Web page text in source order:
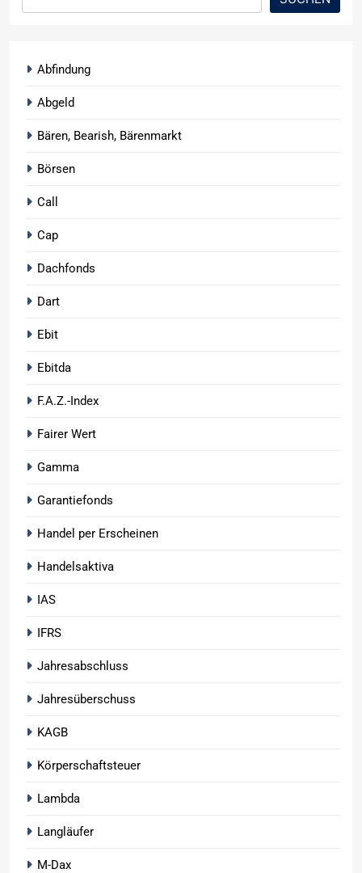
Abfindung
Abgeld
Bären, Bearish, Bärenmarkt
Börsen
Call
Cap
Dachfonds
Dart
Ebit
Ebitda
F.A.Z.-Index
Fairer Wert
Gamma
Garantiefonds
Handel per Erscheinen
Handelsaktiva
IAS
IFRS
Jahresabschluss
Jahresüberschuss
KAGB
Körperschaftsteuer
Lambda
Langläufer
M-Dax